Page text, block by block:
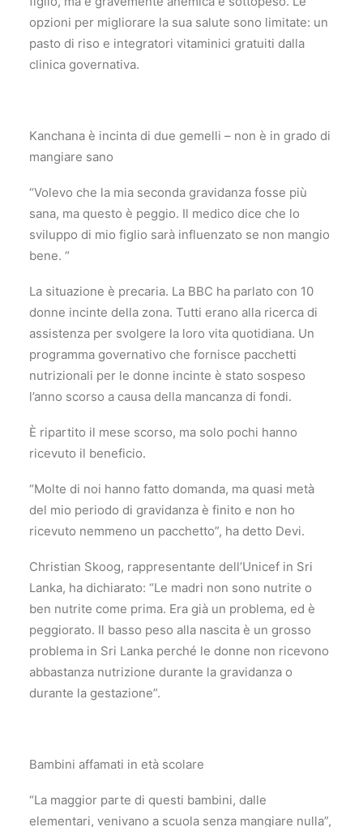
opzioni per migliorare la sua salute sono limitate: un
pasto di riso e integratori vitaminici gratuiti dalla
clinica governativa.
Kanchana è incinta di due gemelli – non è in grado di
mangiare sano
“Volevo che la mia seconda gravidanza fosse più
sana, ma questo è peggio. Il medico dice che lo
sviluppo di mio figlio sarà influenzato se non mangio
bene. “
La situazione è precaria. La BBC ha parlato con 10
donne incinte della zona. Tutti erano alla ricerca di
assistenza per svolgere la loro vita quotidiana. Un
programma governativo che fornisce pacchetti
nutrizionali per le donne incinte è stato sospeso
l’anno scorso a causa della mancanza di fondi.
È ripartito il mese scorso, ma solo pochi hanno
ricevuto il beneficio.
“Molte di noi hanno fatto domanda, ma quasi metà
del mio periodo di gravidanza è finito e non ho
ricevuto nemmeno un pacchetto”, ha detto Devi.
Christian Skoog, rappresentante dell’Unicef in Sri
Lanka, ha dichiarato: “Le madri non sono nutrite o
ben nutrite come prima. Era già un problema, ed è
peggiorato. Il basso peso alla nascita è un grosso
problema in Sri Lanka perché le donne non ricevono
abbastanza nutrizione durante la gravidanza o
durante la gestazione”.
Bambini affamati in età scolare
“La maggior parte di questi bambini, dalle
elementari, venivano a scuola senza mangiare nulla”,